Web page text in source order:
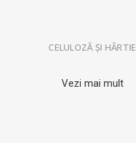
CELULOZĂ ȘI HÂRTIE
Vezi mai mult